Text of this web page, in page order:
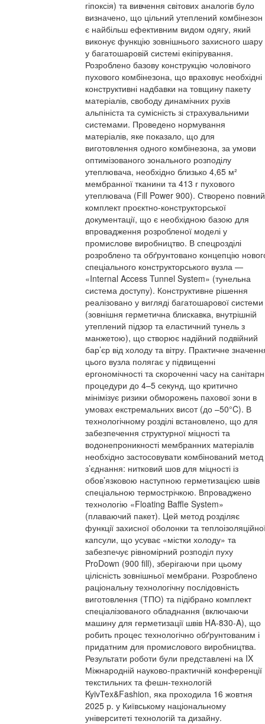
гіпоксія) та вивчення світових аналогів було
визначено, що цільний утеплений комбінезон
є найбільш ефективним видом одягу, який
виконує функцію зовнішнього захисного шару
у багатошаровій системі екіпірування.
Розроблено базову конструкцію чоловічого
пухового комбінезона, що враховує необхідні
конструктивні надбавки на товщину пакету
матеріалів, свободу динамічних рухів
альпініста та сумісність зі страхувальними
системами. Проведено нормування
матеріалів, яке показало, що для
виготовлення одного комбінезона, за умови
оптимізованого зонального розподілу
утеплювача, необхідно близько 4,65 м²
мембранної тканини та 413 г пухового
утеплювача (Fill Power 900). Створено повний
комплект проєктно-конструкторської
документації, що є необхідною базою для
впровадження розробленої моделі у
промислове виробництво. В спецрозділі
розроблено та обґрунтовано концепцію
спеціального конструкторського вузла —
«Internal Access Tunnel System» (тунельна
система доступу). Конструктивне рішення
реалізовано у вигляді багатошарової системи
(зовнішня герметична блискавка, внутрішній
утеплений підзор та еластичний тунель з
манжетою), що створює надійний подвійний
бар’єр від холоду та вітру. Практичне
цього вузла полягає у підвищенні
ергономічності та скороченні часу на
процедури до 4–5 секунд, що критично
мінімізує ризики обморожень пахової зони в
умовах екстремальних висот (до –50°C). В
технологічному розділі встановлено, що для
забезпечення структурної міцності та
водонепроникності мембранних матеріалів
необхідно застосовувати комбінований метод
з’єднання: нитковий шов для міцності із
обов’язковою наступною герметизацією швів
спеціальною термострічкою. Впроваджено
технологію «Floating Baffle System»
(плаваючий пакет). Цей метод розділяє
функції захисної оболонки та
капсули, що усуває «містки холоду» та
забезпечує рівномірний розподіл пуху
ProDown (900 fill), зберігаючи при цьому
цілісність зовнішньої мембрани. Розроблено
раціональну технологічну послідовність
виготовлення (ТПО) та підібрано комплект
спеціалізованого обладнання (включаючи
машину для герметизації швів HA-830-A), що
робить процес технологічно обґрунтованим і
придатним для промислового виробництва.
Результати роботи були представлені на IX
Міжнародній науково-практичній конференції
текстильних та фешн-технологій
KyivTex&Fashion, яка проходила 16 жовтня
2025 р. у Київському національному
університеті технологій та дизайну.